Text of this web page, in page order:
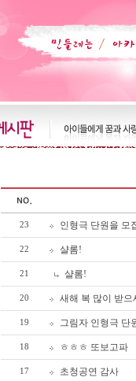
23 인형극 단원을 모
22 샬롬!
21 샬롬!
20 새해 복 많이 받으
19 그림자 인형극 단
18 ㅎㅎㅎ 또보고파
17 초청공연 감사